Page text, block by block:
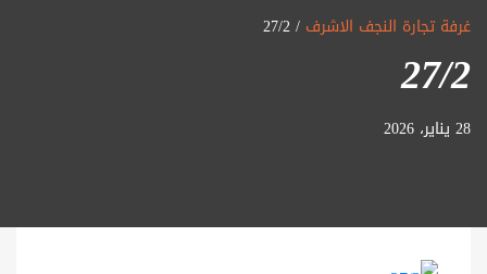
غرفة تجارة النجف الاشرف / 27/2
27/2
28 يناير، 2026